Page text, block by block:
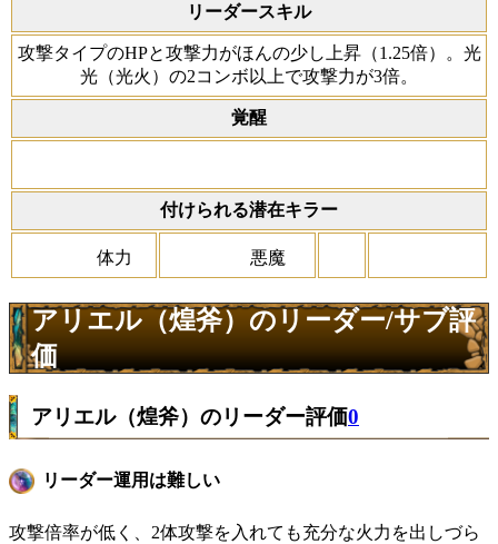
リーダースキル
攻撃タイプのHPと攻撃力がほんの少し上昇（1.25倍）。光
光（光火）の2コンボ以上で攻撃力が3倍。
覚醒
付けられる潜在キラー
体力 悪魔
アリエル（煌斧）のリーダー/サブ評
価
アリエル（煌斧）のリーダー評価0
リーダー運用は難しい
攻撃倍率が低く、2体攻撃を入れても充分な火力を出しづら